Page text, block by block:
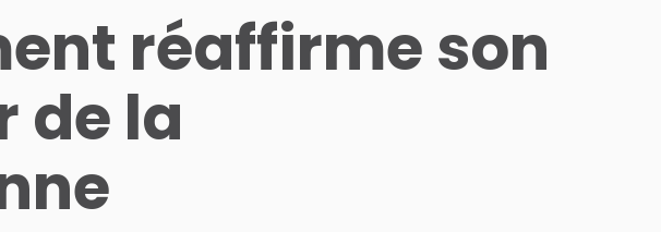
réaffirme son
de la